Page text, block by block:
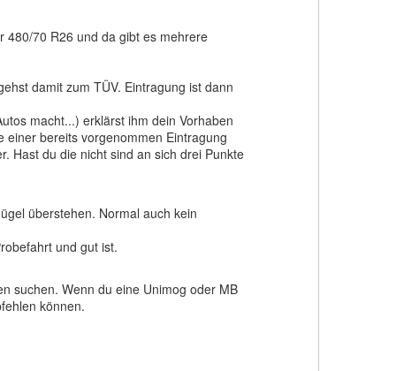
480/70 R26 und da gibt es mehrere
damit zum TÜV. Eintragung ist dann
macht...) erklärst ihm dein Vorhaben
bereits vorgenommen Eintragung
Hast du die nicht sind an sich drei Punkte
überstehen. Normal auch kein
und gut ist.
suchen. Wenn du eine Unimog oder MB
können.